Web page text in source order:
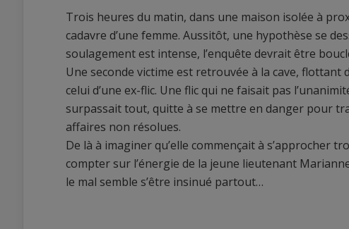
Trois heures du matin, dans une maison isolée à
cadavre d’une femme. Aussitôt, une hypothèse se
soulagement est intense, l’enquête devrait être
Une seconde victime est retrouvée à la cave, flottant
celui d’une ex-flic. Une flic qui ne faisait pas
surpassait tout, quitte à se mettre en danger pour
affaires non résolues.
De là à imaginer qu’elle commençait à s’approcher
compter sur l’énergie de la jeune lieutenant
le mal semble s’être insinué partout…